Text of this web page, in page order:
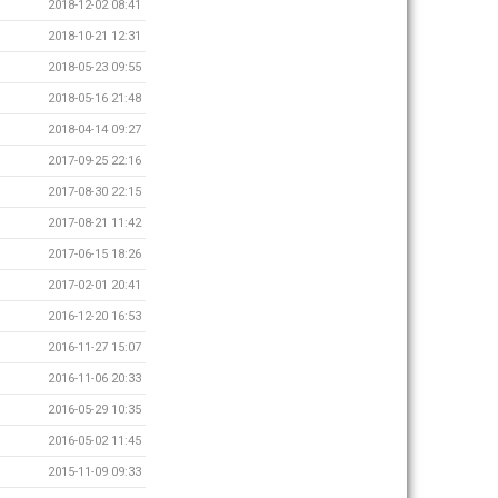
2018-12-02 08:41
2018-10-21 12:31
2018-05-23 09:55
2018-05-16 21:48
2018-04-14 09:27
2017-09-25 22:16
2017-08-30 22:15
2017-08-21 11:42
2017-06-15 18:26
2017-02-01 20:41
2016-12-20 16:53
2016-11-27 15:07
2016-11-06 20:33
2016-05-29 10:35
2016-05-02 11:45
2015-11-09 09:33